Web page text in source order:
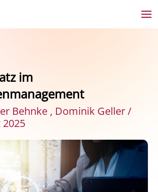
im
Behnke , Dominik Geller /
2025